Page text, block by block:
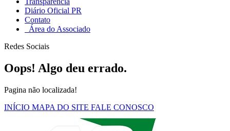
Diário Oficial PR
Contato
Área do Associado
Redes Sociais
Oops! Algo deu errado.
Pagina não localizada!
INÍCIO MAPA DO SITE FALE CONOSCO